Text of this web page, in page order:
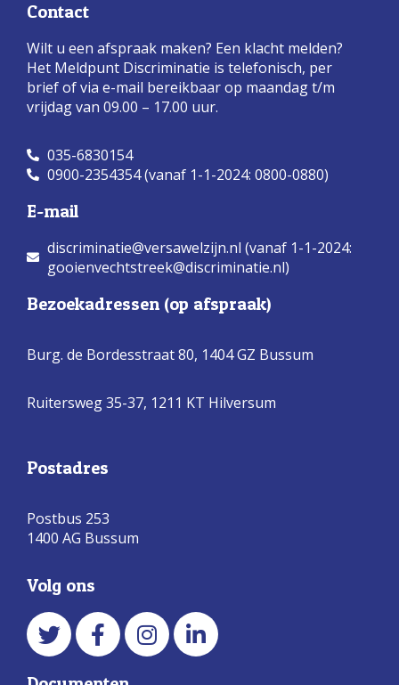
Contact
Wilt u een afspraak maken? Een klacht melden?
Het Meldpunt Discriminatie is telefonisch, per
brief of via e-mail bereikbaar op maandag t/m
vrijdag van 09.00 – 17.00 uur.
035-6830154
0900-2354354 (vanaf 1-1-2024: 0800-0880)
E-mail
discriminatie@versawelzijn.nl (vanaf 1-1-2024:
gooienvechtstreek@discriminatie.nl)
Bezoekadressen (op afspraak)
Burg. de Bordesstraat 80, 1404 GZ Bussum
Ruitersweg 35-37, 1211 KT Hilversum
Postadres
Postbus 253
1400 AG Bussum
Volg ons